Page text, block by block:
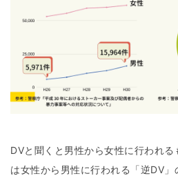
DVと聞くと男性から女性に行われ
は女性から男性に行われる「逆DV」